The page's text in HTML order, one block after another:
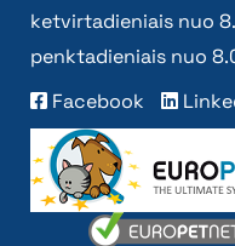
ketvirtadieniais nuo
penktadieniais nuo
Facebook